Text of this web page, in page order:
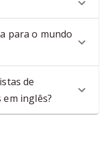
para o mundo
de
inglês?